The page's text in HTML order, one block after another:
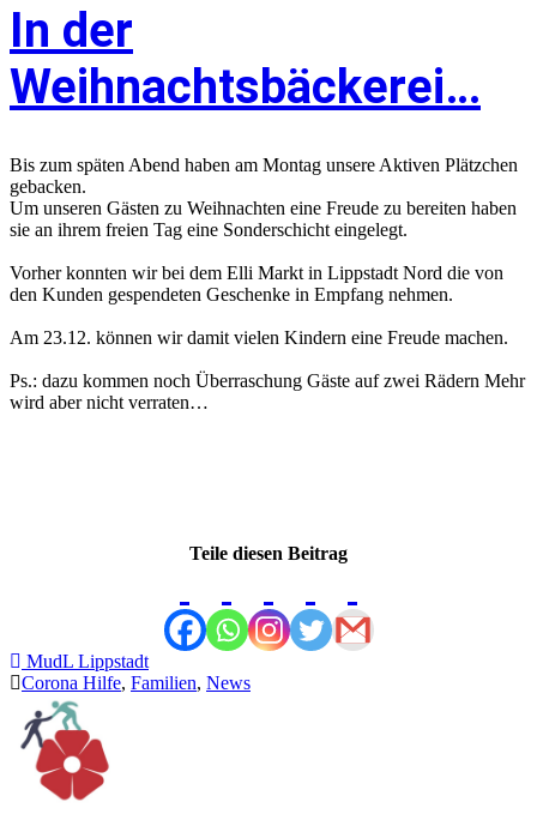
In der
Weihnachtsbäckerei…
Bis zum späten Abend haben am Montag unsere Aktiven Plätzchen
gebacken.
Um unseren Gästen zu Weihnachten eine Freude zu bereiten haben
sie an ihrem freien Tag eine Sonderschicht eingelegt.
Vorher konnten wir bei dem Elli Markt in Lippstadt Nord die von
den Kunden gespendeten Geschenke in Empfang nehmen.
Am 23.12. können wir damit vielen Kindern eine Freude machen.
Ps.: dazu kommen noch Überraschung Gäste auf zwei Rädern Mehr
wird aber nicht verraten…
Teile diesen Beitrag
MudL Lippstadt
Corona Hilfe, Familien, News